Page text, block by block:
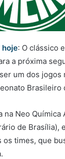
hoje: O clássico
a próxima
um dos jogos
Brasileiro
Neo Química
de Brasília),
os times, que